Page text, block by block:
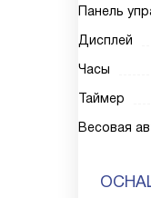
Панель
Дисплей
Часы
Таймер
Весовая